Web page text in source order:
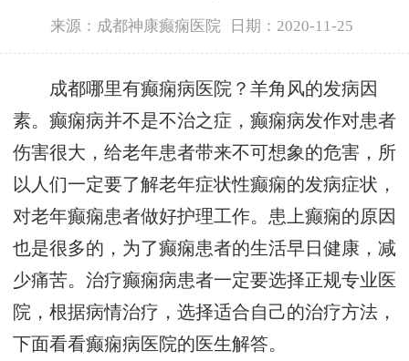
来源：成都神康癫痫医院 日期：2020-11-25
成都哪里有癫痫病医院？羊角风的发病因
素。癫痫病并不是不治之症，癫痫病发作对患者
伤害很大，给老年患者带来不可想象的危害，所
以人们一定要了解老年症状性癫痫的发病症状，
对老年癫痫患者做好护理工作。患上癫痫的原因
也是很多的，为了癫痫患者的生活早日健康，减
少痛苦。治疗癫痫病患者一定要选择正规专业医
院，根据病情治疗，选择适合自己的治疗方法，
下面看看癫痫病医院的医生解答。